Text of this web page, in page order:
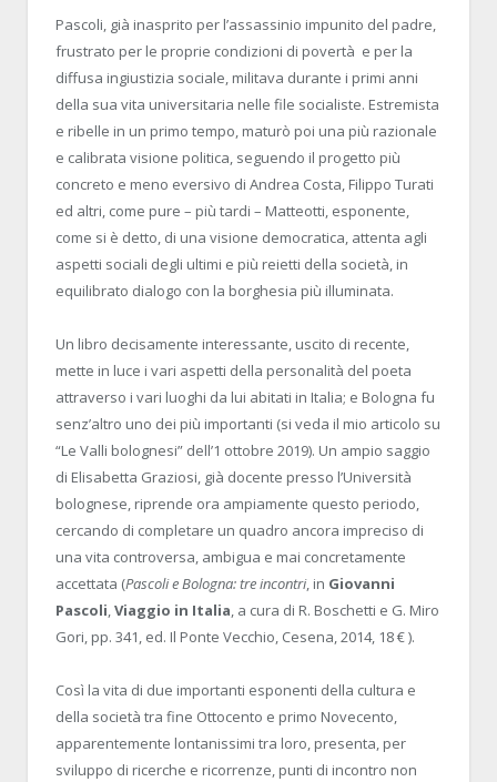
Pascoli, già inasprito per l’assassinio impunito del padre,
frustrato per le proprie condizioni di povertà e per la
diffusa ingiustizia sociale, militava durante i primi anni
della sua vita universitaria nelle file socialiste. Estremista
e ribelle in un primo tempo, maturò poi una più razionale
e calibrata visione politica, seguendo il progetto più
concreto e meno eversivo di Andrea Costa, Filippo Turati
ed altri, come pure – più tardi – Matteotti, esponente,
come si è detto, di una visione democratica, attenta agli
aspetti sociali degli ultimi e più reietti della società, in
equilibrato dialogo con la borghesia più illuminata.
Un libro decisamente interessante, uscito di recente,
mette in luce i vari aspetti della personalità del poeta
attraverso i vari luoghi da lui abitati in Italia; e Bologna fu
senz’altro uno dei più importanti (si veda il mio articolo su
“Le Valli bolognesi” dell’1 ottobre 2019). Un ampio saggio
di Elisabetta Graziosi, già docente presso l’Università
bolognese, riprende ora ampiamente questo periodo,
cercando di completare un quadro ancora impreciso di
una vita controversa, ambigua e mai concretamente
accettata (Pascoli e Bologna: tre incontri, in Giovanni
Pascoli,Viaggio in Italia, a cura di R. Boschetti e G. Miro
Gori, pp. 341, ed. Il Ponte Vecchio, Cesena, 2014, 18€).
Così la vita di due importanti esponenti della cultura e
della società tra fine Ottocento e primo Novecento,
apparentemente lontanissimi tra loro, presenta, per
sviluppo di ricerche e ricorrenze, punti di incontro non